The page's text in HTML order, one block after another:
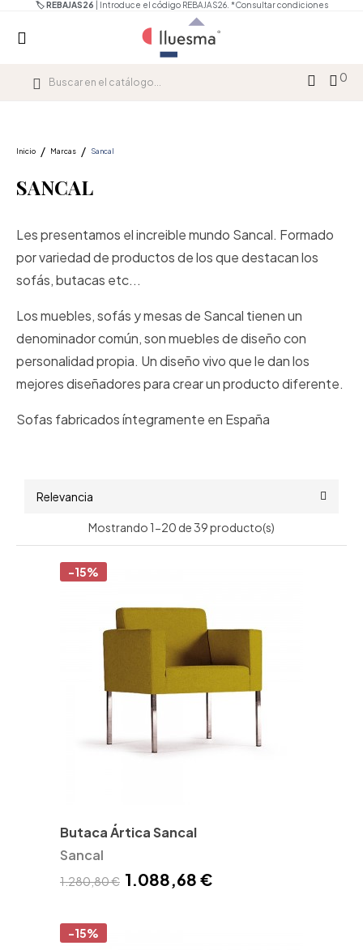
🏷️ REBAJAS26 | Introduce el código REBAJAS26. *Consultar condiciones
0
Inicio Marcas Sancal
SANCAL
Les presentamos el increible mundo Sancal. Formado
por variedad de productos de los que destacan los
sofás, butacas etc...
Los muebles, sofás y mesas de Sancal tienen un
denominador común, son muebles de diseño con
personalidad propia. Un diseño vivo que le dan los
mejores diseñadores para crear un producto diferente.
Sofas fabricados íntegramente en España
Relevancia
Mostrando 1-20 de 39 producto(s)
-15%
Butaca Ártica Sancal
Sancal
1.280,80 € 1.088,68 €
-15%